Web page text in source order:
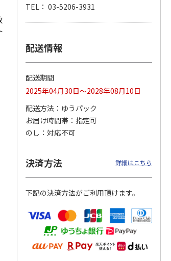
イ生地ラ
ふわっとフタタイト
パペットスンスン
1,485円
(送料別・税込)
八角形ステンレスマ
ラックマ リラッ
4,510円
(送料別・税込)
TEL： 03-5206-3931
配送情報
配送期間
2025年04月30日～2028年08月10日
配送方法
ゆうパック
お届け時間帯
指定可
のし
対応不可
決済方法 詳細はこちら
下記の決済方法がご利用頂けます。